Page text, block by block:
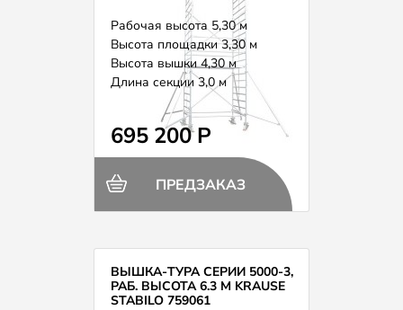
Рабочая высота 5,30 м
Высота площадки 3,30 м
Высота вышки 4,30 м
Длина секции 3,0 м
Вес 198,0 кг
695 200 Р
ПРЕДЗАКАЗ
ВЫШКА-ТУРА СЕРИИ 5000-3,
РАБ. ВЫСОТА 6.3 М KRAUSE
STABILO 759061